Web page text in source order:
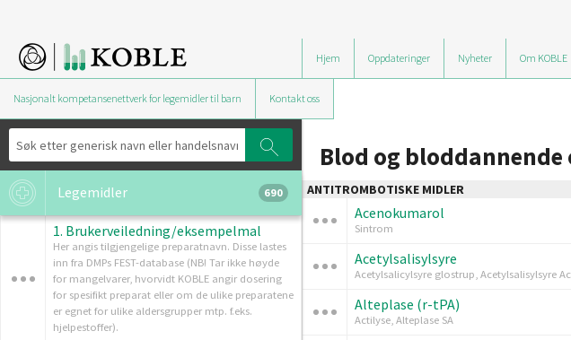
Hjem Oppdateringer Nyheter Om KOBLE
Nasjonalt kompetansenettverk for legemidler til barn Kontakt oss
Legemidler 690
1. Brukerveiledning/eksempelmal
Her angis tilgjengelige preparatnavn. Disse lastes
inn fra DMPs FEST-database (NB! Tar ikke høyde
for mangelvarer, hvorvidt KOBLE angir dosering
for spesifikt preparat eller om de ulike preparatene
er egnet for ulike aldersgrupper mtp. f.eks.
hjelpestoffer).
Blod og bloddannende
ANTITROMBOTISKE MIDLER
Acenokumarol
Sintrom
Acetylsalisylsyre
Acetylsalicylsyre glostrup, Acetylsalisylsyre
Alteplase (r-tPA)
Actilyse, Alteplase SA